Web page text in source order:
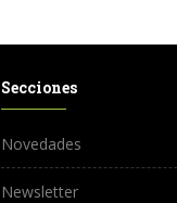
Secciones
Novedades
Newsletter